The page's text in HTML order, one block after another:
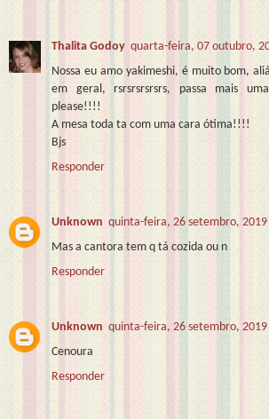
Thalita Godoy quarta-feira, 07 outubro,
Nossa eu amo yakimeshi, é muito bom,
em geral, rsrsrsrsrsrs, passa mais
please!!!!
A mesa toda ta com uma cara ótima!!!!
Bjs
Responder
Unknown quinta-feira, 26 setembro, 2019
Mas a cantora tem q tá cozida ou n
Responder
Unknown quinta-feira, 26 setembro, 2019
Cenoura
Responder